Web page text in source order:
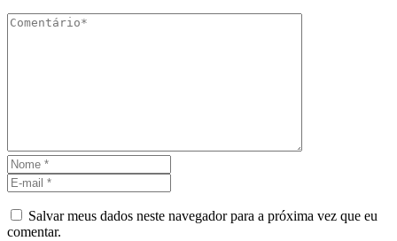
Salvar meus dados neste navegador para a próxima vez que eu
comentar.